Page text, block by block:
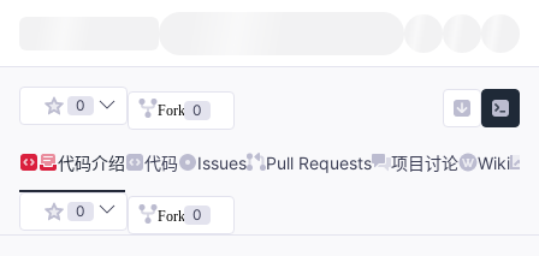
0 Fork 0
代码介绍 代码 Issues Pull Requests 项目讨论 Wiki
0 Fork 0